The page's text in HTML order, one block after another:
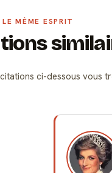
LE MÊME ESPRIT
ci-dessous vous